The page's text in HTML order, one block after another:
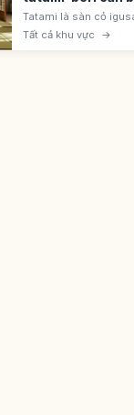
Tatami là sàn cỏ
thời Muromachi. Cởi
vali, tránh giẫm viền
Tất cả khu vực →